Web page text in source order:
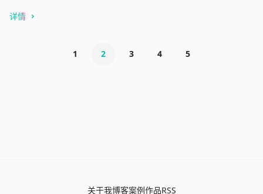
详情
1 2 3 4 5
关于我博客案例作品RSS